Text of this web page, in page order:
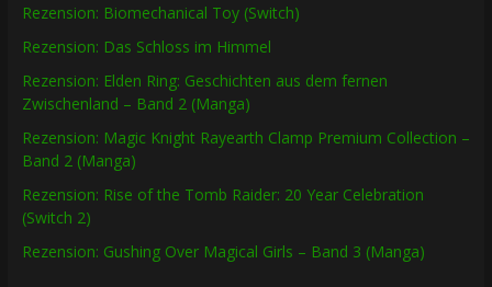
Rezension: Biomechanical Toy (Switch)
Rezension: Das Schloss im Himmel
Rezension: Elden Ring: Geschichten aus dem fernen
Zwischenland – Band 2 (Manga)
Rezension: Magic Knight Rayearth Clamp Premium Collection –
Band 2 (Manga)
Rezension: Rise of the Tomb Raider: 20 Year Celebration
(Switch 2)
Rezension: Gushing Over Magical Girls – Band 3 (Manga)